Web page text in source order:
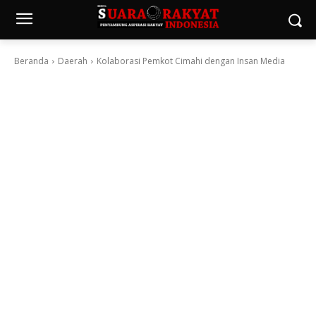
Beranda Daerah Kolaborasi Pemkot Cimahi dengan Insan Media